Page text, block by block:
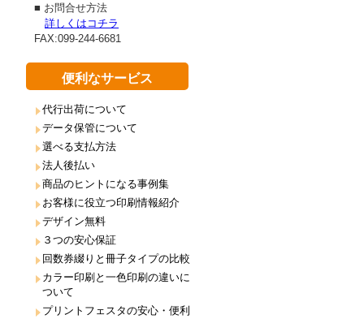
■ お問合せ方法
詳しくはコチラ
FAX:099-244-6681
便利なサービス
代行出荷について
データ保管について
選べる支払方法
法人後払い
商品のヒントになる事例集
お客様に役立つ印刷情報紹介
デザイン無料
３つの安心保証
回数券綴りと冊子タイプの比較
カラー印刷と一色印刷の違いに
ついて
プリントフェスタの安心・便利